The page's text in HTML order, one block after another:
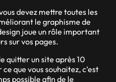
devez mettre toutes les
le graphisme de
joue un rôle important
sur vos pages.
quitter un site après 10
que vous souhaitez, c’est
possible afin de le